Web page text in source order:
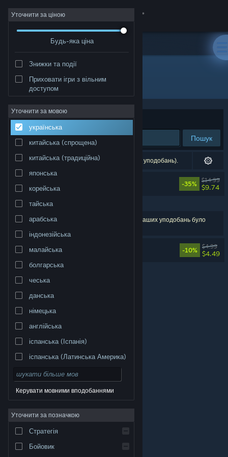
Увійти
Крамниця
Інформація
Підтримка
Змінити мову
Переглянути повну версію
© Valve Corporation. Усі права захищено. Усі
Юридична інформація
підписника Steam
cookie
Уточнити за ціною
Будь-яка ціна
Знижки та події
Приховати ігри з вільним
доступом
Уточнити за мовою
українська
китайська (спрощена)
китайська (традиційна)
японська
корейська
тайська
арабська
індонезійська
малайська
болгарська
чеська
данська
німецька
англійська
іспанська (Іспанія)
іспанська (Латинська Америка)
Керувати мовними вподобаннями
Уточнити за позначкою
Стратегія
Бойовик
"SANABI"
Упорядкувати за доречністю
Пошук
1 точний збіг (виключено відповідно до ваших уподобань).
-35%
$14.99
$9.74
Результатів вашого пошуку: 1. Відповідно до ваших уподобань було
-10%
$4.99
$4.49